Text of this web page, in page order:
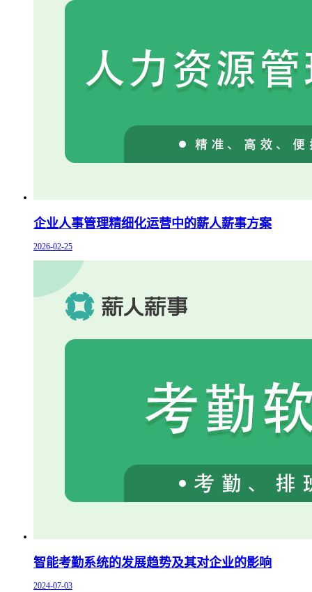
企业人事管理精细化运营中的薪人薪事方案
2026-02-25
智能考勤系统的发展趋势及其对企业的影响
2024-07-03